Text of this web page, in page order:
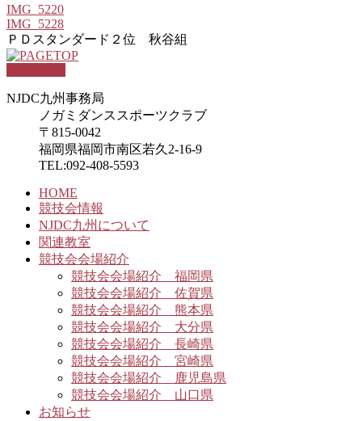
IMG_5220
IMG_5228
ＰＤスタンダード２位 秋谷組
NJDC九州事務局
ノガミダンススポーツクラブ
〒815-0042
福岡県福岡市南区若久2-16-9
TEL:092-408-5593
HOME
競技会情報
NJDC九州について
関連教室
競技会会場紹介
競技会会場紹介 福岡県
競技会会場紹介 佐賀県
競技会会場紹介 熊本県
競技会会場紹介 大分県
競技会会場紹介 長崎県
競技会会場紹介 宮崎県
競技会会場紹介 鹿児島県
競技会会場紹介 山口県
お知らせ